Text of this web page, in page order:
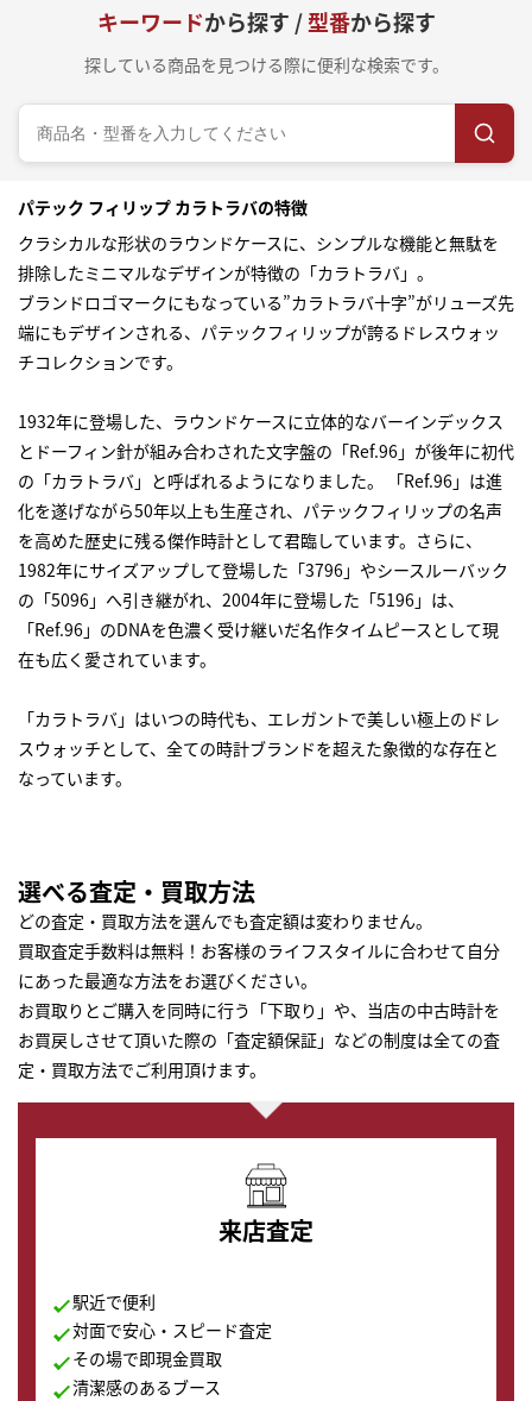
キーワードから探す /型番から探す
探している商品を見つける際に便利な検索です。
パテック フィリップ カラトラバの特徴
クラシカルな形状のラウンドケースに、シンプルな機能と無駄を
排除したミニマルなデザインが特徴の「カラトラバ」。
ブランドロゴマークにもなっている”カラトラバ十字”がリューズ先
端にもデザインされる、パテックフィリップが誇るドレスウォッ
チコレクションです。
1932年に登場した、ラウンドケースに立体的なバーインデックス
とドーフィン針が組み合わされた文字盤の「Ref.96」が後年に初代
の「カラトラバ」と呼ばれるようになりました。 「Ref.96」は進
化を遂げながら50年以上も生産され、パテックフィリップの名声
を高めた歴史に残る傑作時計として君臨しています。さらに、
1982年にサイズアップして登場した「3796」やシースルーバック
の「5096」へ引き継がれ、2004年に登場した「5196」は、
「Ref.96」のDNAを色濃く受け継いだ名作タイムピースとして現
在も広く愛されています。
「カラトラバ」はいつの時代も、エレガントで美しい極上のドレ
スウォッチとして、全ての時計ブランドを超えた象徴的な存在と
なっています。
選べる査定・買取方法
どの査定・買取方法を選んでも査定額は変わりません。
買取査定手数料は無料！お客様のライフスタイルに合わせて自分
にあった最適な方法をお選びください。
お買取りとご購入を同時に行う「下取り」や、当店の中古時計を
お買戻しさせて頂いた際の「査定額保証」などの制度は全ての査
定・買取方法でご利用頂けます。
来店査定
駅近で便利
対面で安心・スピード査定
その場で即現金買取
清潔感のあるブース